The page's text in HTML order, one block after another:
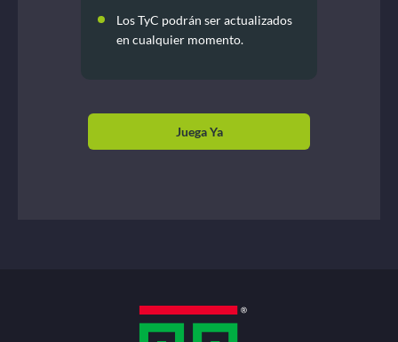
Los TyC podrán ser actualizados
en cualquier momento.
Juega Ya